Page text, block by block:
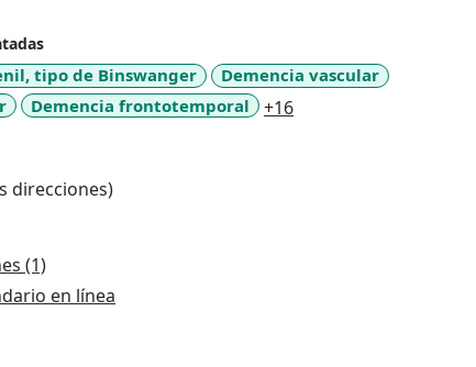
tipo de Binswanger
Demencia vascular
Demencia frontotemporal +16a11y_sr_more_diseases
direcciones)
(1)
en línea